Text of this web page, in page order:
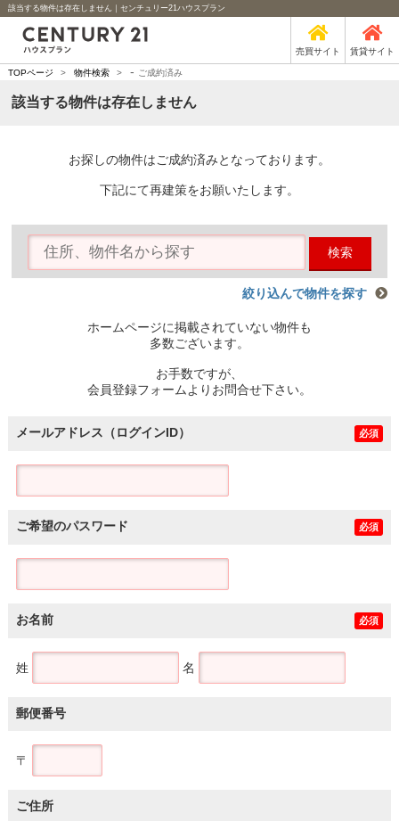
該当する物件は存在しません｜センチュリー21ハウスプラン
売買サイト 賃貸サイト
TOPページ > 物件検索 > - ご成約済み
該当する物件は存在しません
お探しの物件はご成約済みとなっております。
下記にて再建策をお願いたします。
検索
絞り込んで物件を探す
ホームページに掲載されていない物件も
多数ございます。
お手数ですが、
会員登録フォームよりお問合せ下さい。
メールアドレス（ログインID） 必須
ご希望のパスワード 必須
お名前 必須
姓 名
郵便番号
〒
ご住所